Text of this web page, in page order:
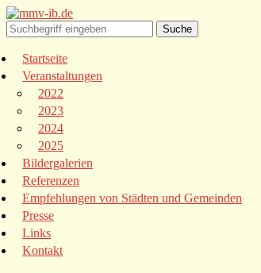
Startseite
Veranstaltungen
2022
2023
2024
2025
Bildergalerien
Referenzen
Empfehlungen von Städten und Gemeinden
Presse
Links
Kontakt